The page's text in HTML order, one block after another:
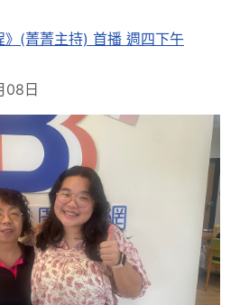
》(菁菁主持) 首播 週四下午
08日